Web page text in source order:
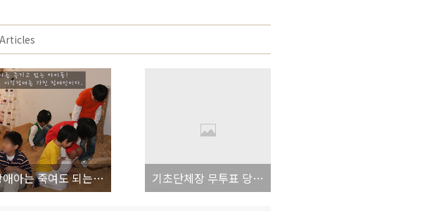
장애아는 죽여도 되는 더러운 세상 기초단체장 무투표 당선과 노무현 정신